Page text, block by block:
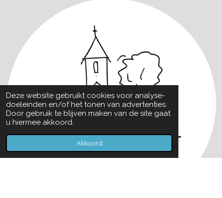
Deze website gebruikt cookies voor analyse-
doeleinden en/of het tonen van advertenties.
Door gebruik te blijven maken van de site gaat
u hiermee akkoord.
Akkoord